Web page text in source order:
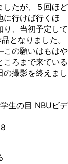
したが、５回ほど
に行けば行くほ
、当初予定して
となりました。
の願いはもはや
ろまで来ている
撮影を終えまし
生の目 NBUビデ